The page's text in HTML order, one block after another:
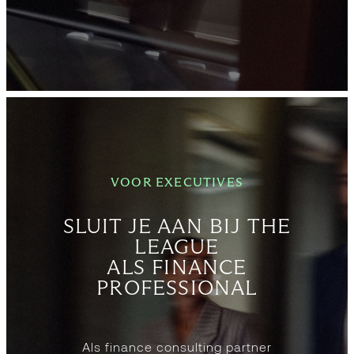
VOOR EXECUTIVES
SLUIT JE AAN BIJ THE
LEAGUE
ALS FINANCE
PROFESSIONAL
Als finance consulting partner